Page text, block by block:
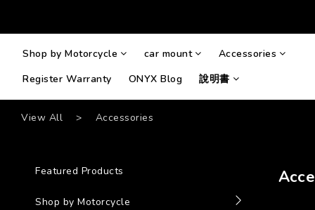
Shop by Motorcycle car mount
Accessories
Register Warranty
ONYX Blog 說明書
View All > Accessories
Featured Products
Shop by Motorcycle